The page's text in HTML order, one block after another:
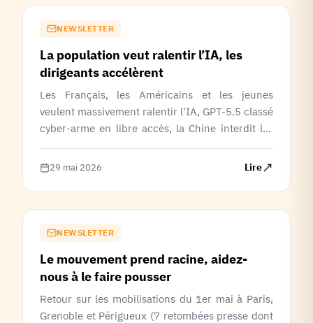
NEWSLETTER
La population veut ralentir l’IA, les
dirigeants accélèrent
Les Français, les Américains et les jeunes
veulent massivement ralentir l'IA, GPT-5.5 classé
cyber-arme en libre accès, la Chine interdit les
licenciements pour cause d'IA, et notre collecte
avance.
29 mai 2026 Lire
NEWSLETTER
Le mouvement prend racine, aidez-
nous à le faire pousser
Retour sur les mobilisations du 1er mai à Paris,
Grenoble et Périgueux (7 retombées presse dont